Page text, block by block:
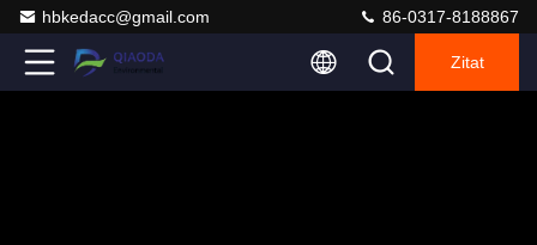
hbkedacc@gmail.com 86-0317-8188867
Zitat